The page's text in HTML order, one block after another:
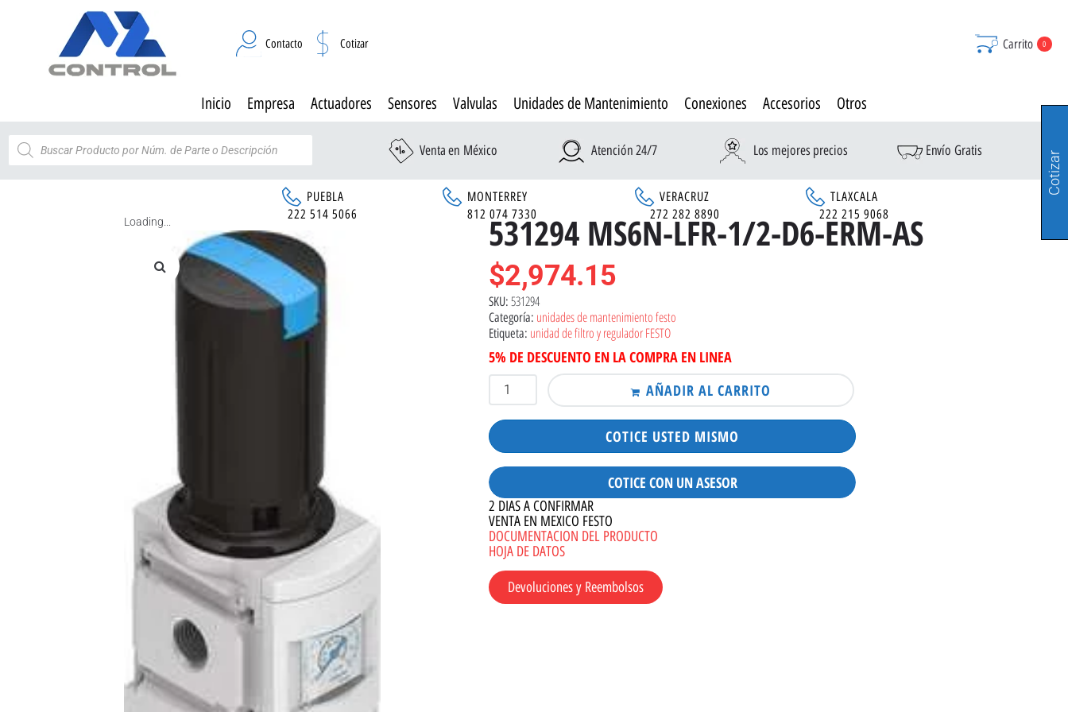
Contacto Cotizar Carrito 0
Inicio Empresa Actuadores Sensores Valvulas Unidades de Mantenimiento Conexiones Accesorios Otros
Venta en México Atención 24/7 Los mejores precios Envío Gratis
PUEBLA MONTERREY VERACRUZ
TLAXCALA
222 514 5066
812 074 7330 272 282 8890 222 215 9068
Loading... 531294 MS6N-LFR-1/2-D6-ERM-AS
$2,974.15
SKU: 531294
Categoría: unidades de mantenimiento festo
Etiqueta: unidad de filtro y regulador FESTO
5% DE DESCUENTO EN LA COMPRA EN LINEA
AÑADIR AL CARRITO
COTICE USTED MISMO
COTICE CON UN ASESOR
2 DIAS A CONFIRMAR
VENTA EN MEXICO FESTO
DOCUMENTACION DEL PRODUCTO
HOJA DE DATOS
Devoluciones y Reembolsos
Cotizar